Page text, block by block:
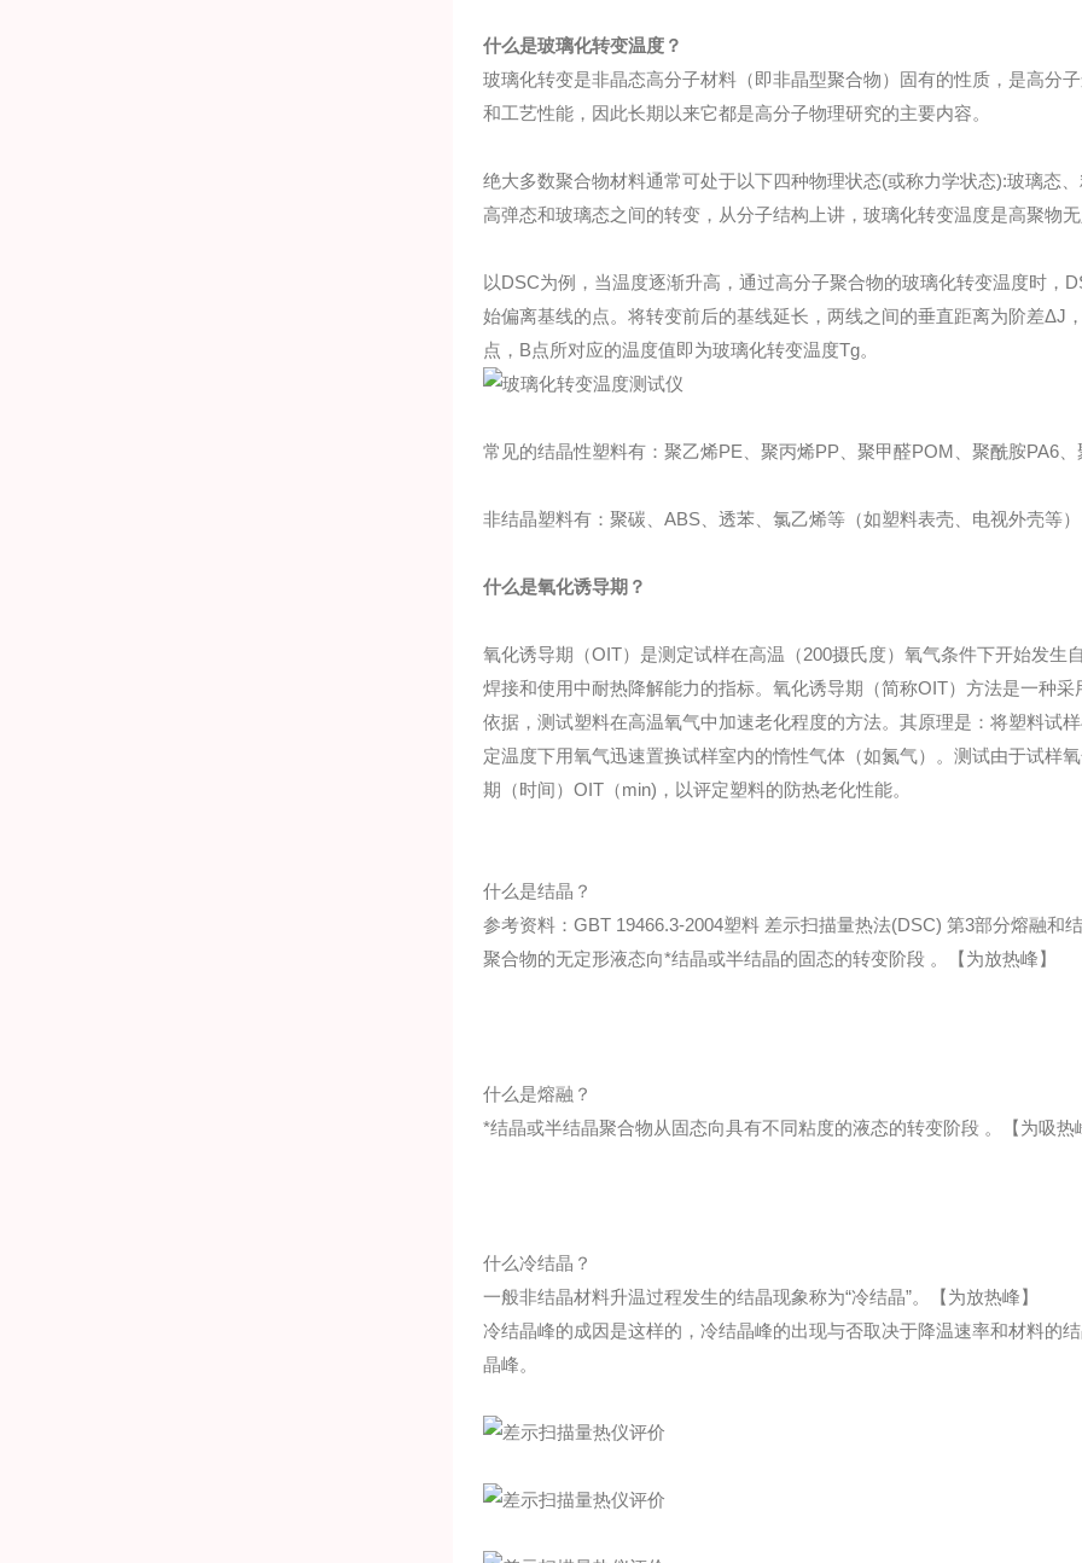
什么是玻璃化转变温度？
玻璃化转变是非晶态高分子材料（即非晶型聚合物）固有的性质，是高分
和工艺性能，因此长期以来它都是高分子物理研究的主要内容。
绝大多数聚合物材料通常可处于以下四种物理状态(或称力学状态):玻璃态
高弹态和玻璃态之间的转变，从分子结构上讲，玻璃化转变温度是高聚物
以DSC为例，当温度逐渐升高，通过高分子聚合物的玻璃化转变温度时，
始偏离基线的点。将转变前后的基线延长，两线之间的垂直距离为阶差ΔJ
点，B点所对应的温度值即为玻璃化转变温度Tg。
常见的结晶性塑料有：聚乙烯PE、聚丙烯PP、聚甲醛POM、聚酰胺PA6
非结晶塑料有：聚碳、ABS、透苯、氯乙烯等（如塑料表壳、电视外壳等）
什么是氧化诱导期？
氧化诱导期（OIT）是测定试样在高温（200摄氏度）氧气条件下开始发
焊接和使用中耐热降解能力的指标。氧化诱导期（简称OIT）方法是一种
依据，测试塑料在高温氧气中加速老化程度的方法。其原理是：将塑料试
定温度下用氧气迅速置换试样室内的惰性气体（如氮气）。测试由于试样
期（时间）OIT（min)，以评定塑料的防热老化性能。
什么是结晶？
参考资料：GBT 19466.3-2004塑料 差示扫描量热法(DSC) 第3部分熔融和
聚合物的无定形液态向*结晶或半结晶的固态的转变阶段 。【为放热峰】
什么是熔融？
*结晶或半结晶聚合物从固态向具有不同粘度的液态的转变阶段 。【为吸热
什么冷结晶？
一般非结晶材料升温过程发生的结晶现象称为“冷结晶”。【为放热峰】
冷结晶峰的成因是这样的，冷结晶峰的出现与否取决于降温速率和材料的
晶峰。